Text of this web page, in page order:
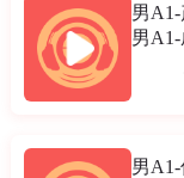
男
男
男